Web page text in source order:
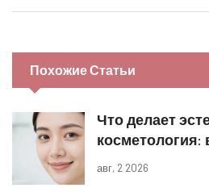
Похожие Статьи
Что делает
реальные
авг, 2 2026